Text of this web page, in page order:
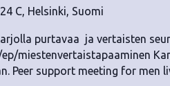
C, Helsinki, Suomi
purtavaa ja vertaisten
miestenvertaistapaaminen
Peer support meeting for men